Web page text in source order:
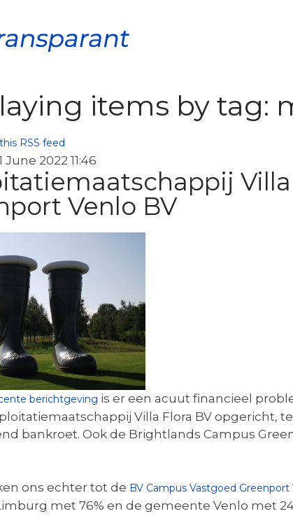
items by tag:
RSS feed
June 2022 11:46
Venlo BV
berichtgeving is er een acuut financieel
Villa Flora BV opgericht,
bankroet. Ook de Brightlands Campus
ons echter tot de BV Campus Vastgoed Greenport
met 76% en de gemeente Venlo met